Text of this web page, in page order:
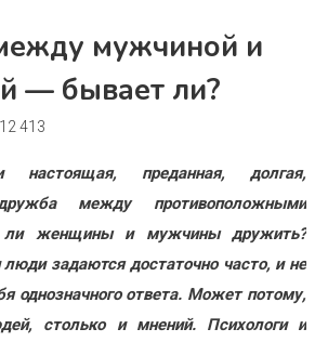
мужчиной и
— бывает ли?
12 413
настоящая, преданная, долгая,
между противоположными
ли женщины и мужчины дружить?
задаются достаточно часто, и не
однозначного ответа. Может потому,
столько и мнений. Психологи и